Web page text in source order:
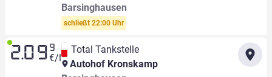
Barsinghausen
schließt 22:00 Uhr
2.09 9
€/l
Total Tankstelle
Autohof Kronskamp